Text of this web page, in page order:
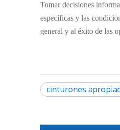
Tomar decisiones
específicas y las
general y al éxito de las
cinturones